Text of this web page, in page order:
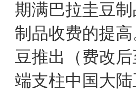
期满巴拉圭豆
制品收费的提
豆推出（费改
端支柱中国大陆